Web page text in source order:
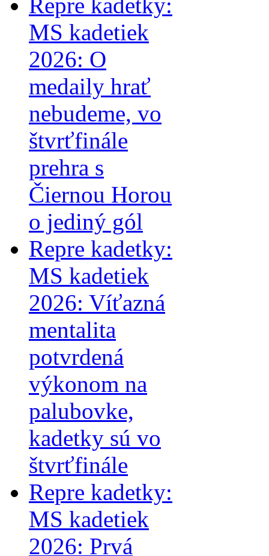
MS kadetiek
2026: O
medaily hrať
nebudeme, vo
štvrťfinále
prehra s
Čiernou Horou
o jediný gól
Repre kadetky:
MS kadetiek
2026: Víťazná
mentalita
potvrdená
výkonom na
palubovke,
kadetky sú vo
štvrťfinále
Repre kadetky:
MS kadetiek
2026: Prvá